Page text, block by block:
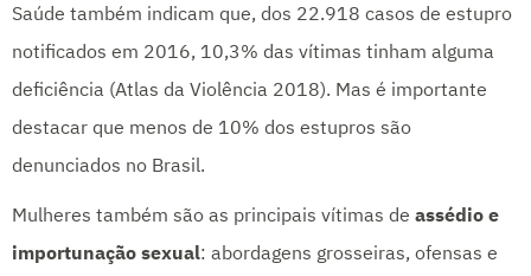
Saúde também indicam que, dos 22.918 casos de estupro
notificados em 2016, 10,3% das vítimas tinham alguma
deficiência (Atlas da Violência 2018). Mas é importante
destacar que menos de 10% dos estupros são
denunciados no Brasil.
Mulheres também são as principais vítimas de assédio e
importunação sexual: abordagens grosseiras, ofensas e